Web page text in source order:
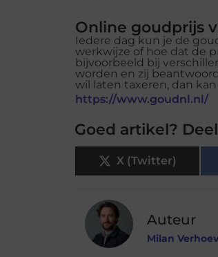
Online goudprijs
Iedere dag kun je de
werkwijze of hoe dat de
bijvoorbeeld bij
worden en zij
wil laten taxeren, dan
https://www.goudnl.nl/
Goed artikel?
X (Twitter)
Auteur
Milan